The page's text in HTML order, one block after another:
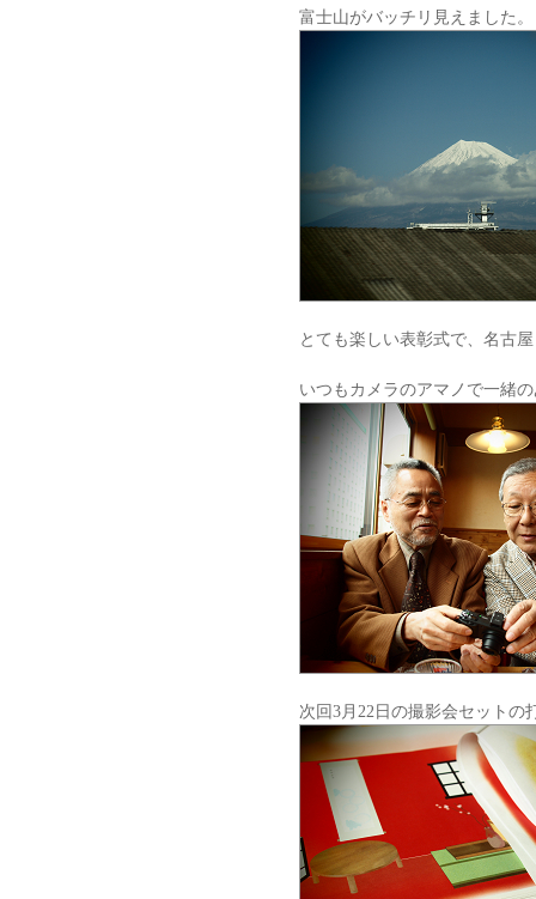
富士山がバッチリ見えました。
とても楽しい表彰式で、名古
いつもカメラのアマノで一緒
次回3月22日の撮影会セットの